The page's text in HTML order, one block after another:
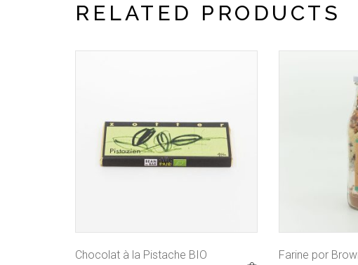
RELATED PRODUCTS
Chocolat à la Pistache BIO
Farine por